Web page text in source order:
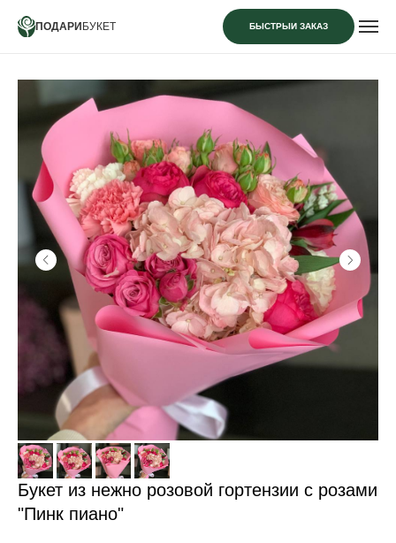
ПОДАРИ БУКЕТ БЫСТРЫЙ ЗАКАЗ
Букет из нежно розовой гортензии с розами
"Пинк пиано"